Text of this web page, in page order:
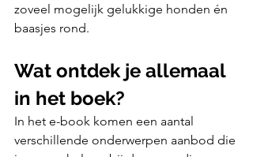
zoveel mogelijk gelukkige honden én
baasjes rond.
Wat ontdek je allemaal
in het boek?
In het e-book komen een aantal
verschillende onderwerpen aanbod die